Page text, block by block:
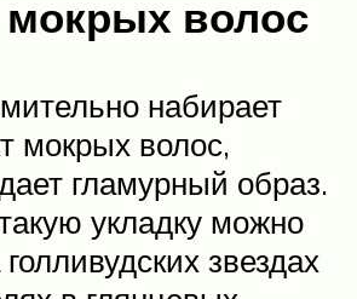
волос
набирает
мокрых волос,
гламурный образ.
укладку можно
звездах